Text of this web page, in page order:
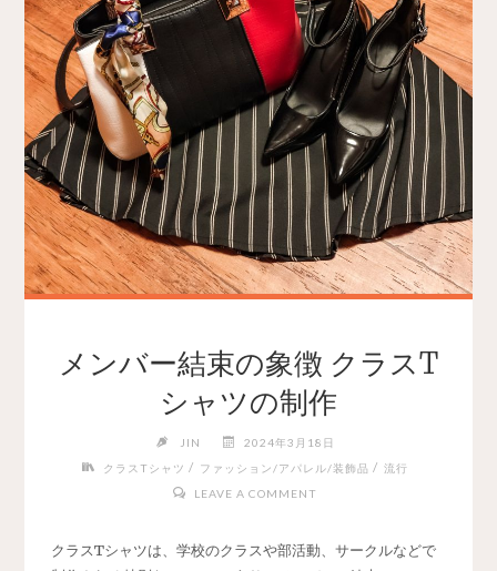
メンバー結束の象徴 クラスT
シャツの制作
JIN
2024年3月18日
クラスTシャツ / ファッション/アパレル/装飾品 / 流行
LEAVE A COMMENT
クラスTシャツは、学校のクラスや部活動、サークルなどで